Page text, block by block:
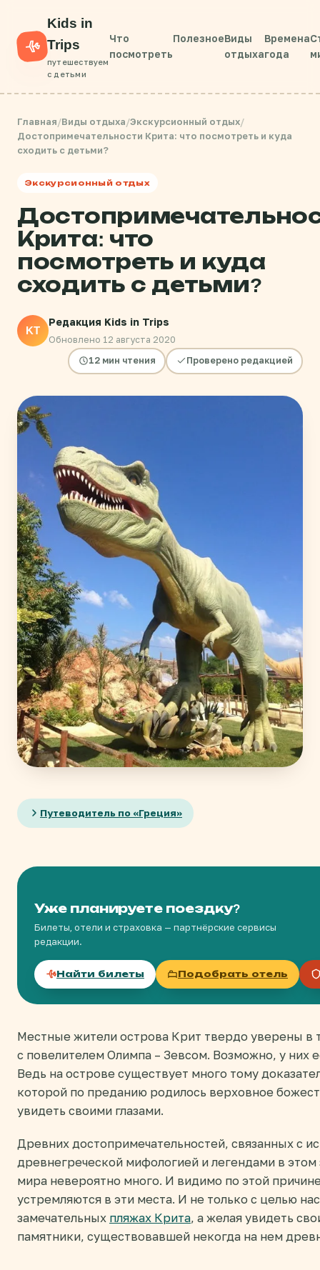
Kids in
Trips
путешествуем
с детьми
Что
посмотреть
ПолезноеВиды
отдыха
Времена
года
Главная/Виды отдыха/Экскурсионный отдых/
Достопримечательности Крита: что посмотреть и куда
сходить с детьми?
Экскурсионный отдых
Крита: что
посмотреть и куда
сходить с детьми?
KT
Редакция Kids in Trips
Обновлено 12 августа 2020
12 мин чтения
Проверено редакцией
Путеводитель по «Греция»
Уже планируете поездку?
Билеты, отели и страховка — партнёрские сервисы
редакции.
Найти билеты Подобрать отель
Местные жители острова Крит твердо уверены в
с повелителем Олимпа – Зевсом. Возможно, у них
Ведь на острове существует много тому
которой по преданию родилось верховное
увидеть своими глазами.
Древних достопримечательностей, связанных с
древнегреческой мифологией и легендами в
мира невероятно много. И видимо по этой
устремляются в эти места. И не только с целью
замечательных пляжах Крита, а желая увидеть
памятники, существовавшей некогда на нем